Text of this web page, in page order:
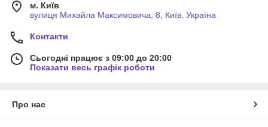
м. Київ
вулиця Михайла Максимовича, 8, Київ, Україна
Контакти
Сьогодні працює з 09:00 до 20:00
Показати весь графік роботи
Про нас